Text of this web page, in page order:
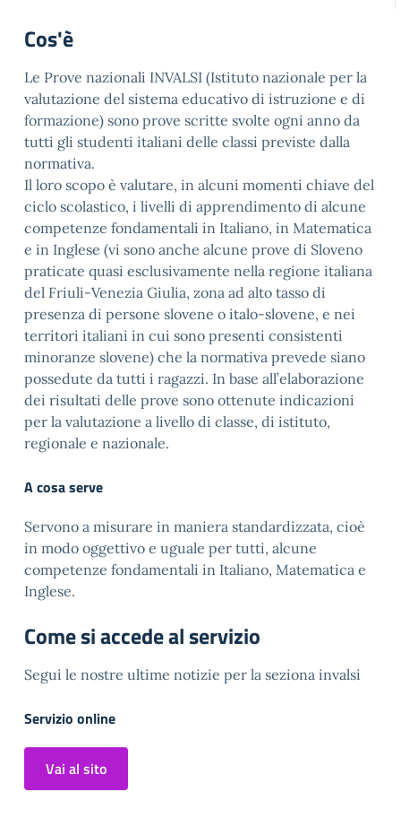
Cos'è
Le Prove nazionali INVALSI (Istituto nazionale per la
valutazione del sistema educativo di istruzione e di
formazione) sono prove scritte svolte ogni anno da
tutti gli studenti italiani delle classi previste dalla
normativa.
Il loro scopo è valutare, in alcuni momenti chiave del
ciclo scolastico, i livelli di apprendimento di alcune
competenze fondamentali in Italiano, in Matematica
e in Inglese (vi sono anche alcune prove di Sloveno
praticate quasi esclusivamente nella regione italiana
del Friuli-Venezia Giulia, zona ad alto tasso di
presenza di persone slovene o italo-slovene, e nei
territori italiani in cui sono presenti consistenti
minoranze slovene) che la normativa prevede siano
possedute da tutti i ragazzi. In base all’elaborazione
dei risultati delle prove sono ottenute indicazioni
per la valutazione a livello di classe, di istituto,
regionale e nazionale.
A cosa serve
Servono a misurare in maniera standardizzata, cioè
in modo oggettivo e uguale per tutti, alcune
competenze fondamentali in Italiano, Matematica e
Inglese.
Come si accede al servizio
Segui le nostre ultime notizie per la seziona invalsi
Servizio online
Vai al sito